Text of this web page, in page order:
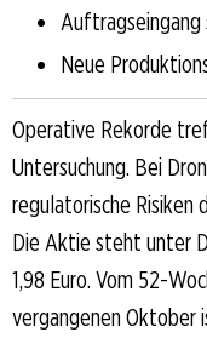
Neue
Operative Rekorde
Untersuchung. Bei
regulatorische Risiken
Die Aktie steht unter
1,98 Euro. Vom 52-
vergangenen Oktober